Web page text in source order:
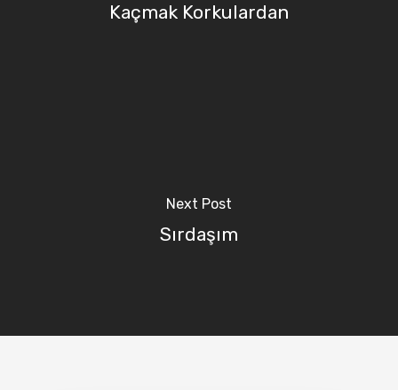
Kaçmak Korkulardan
Next Post
Sırdaşım